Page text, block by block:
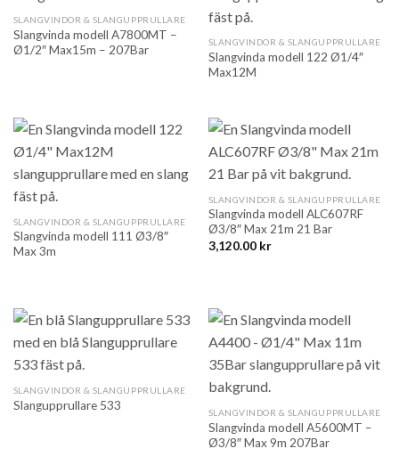
SLANGVINDOR & SLANGUPPRULLARE
Slangvinda modell A7800MT –
Ø1/2″ Max15m – 207Bar
SLANGVINDOR & SLANGUPPRULLARE
Slangvinda modell 122 Ø1/4″
Max12M
SLANGVINDOR & SLANGUPPRULLARE
Slangvinda modell 111 Ø3/8″
Max 3m
SLANGVINDOR & SLANGUPPRULLARE
Slangvinda modell ALC607RF
Ø3/8″ Max 21m 21 Bar
3,120.00 kr
SLANGVINDOR & SLANGUPPRULLARE
Slangupprullare 533 SLANGVINDOR & SLANGUPPRULLARE
Slangvinda modell A5600MT –
Ø3/8″ Max 9m 207Bar